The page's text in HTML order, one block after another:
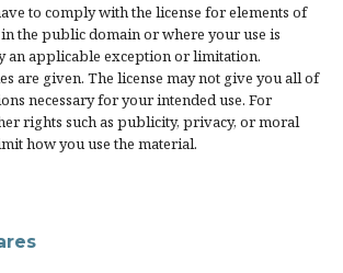
to comply with the license for elements of
the public domain or where your use is
an applicable exception or limitation.
are given. The license may not give you all of
necessary for your intended use. For
rights such as publicity, privacy, or moral
how you use the material.